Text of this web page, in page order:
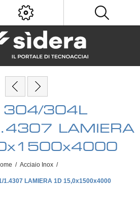
304/304L
LAMIERA
/ Acciaio Inox /
1.4307 LAMIERA 1D 15,0x1500x4000